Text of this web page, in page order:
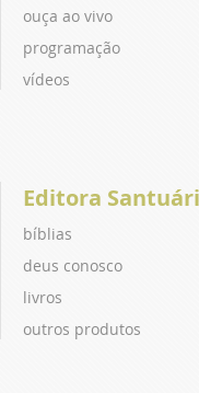
ouça ao vivo
programação
vídeos
Editora
bíblias
deus conosco
livros
outros produtos